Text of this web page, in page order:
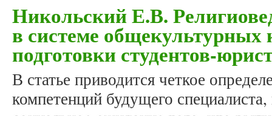
Никольский Е.В.
в системе общекультурных
подготовки студентов-
В статье приводится четкое
компетенций будущего